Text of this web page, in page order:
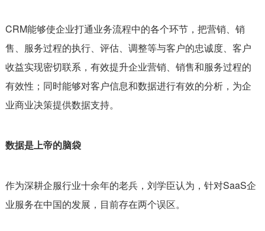
CRM能够使企业打通业务流程中的各个环节，把营销、销
售、服务过程的执行、评估、调整等与客户的忠诚度、客户
收益实现密切联系，有效提升企业营销、销售和服务过程的
有效性；同时能够对客户信息和数据进行有效的分析，为企
业商业决策提供数据支持。
数据是上帝的脑袋
作为深耕企服行业十余年的老兵，刘学臣认为，针对SaaS企
业服务在中国的发展，目前存在两个误区。